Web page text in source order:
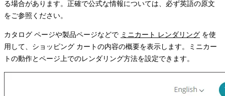
る場合があります。正確で公式な情報については、必ず英語の原文
をご参照ください。
カタログ ページや製品ページなどで ミニカート レンダリング を使
用して、ショッピング カートの内容の概要を表示します。ミニカー
トの動作とページ上でのレンダリング方法を設定できます。